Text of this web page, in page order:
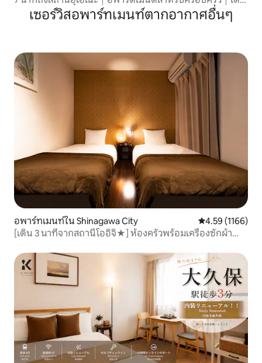
ทางสะดวก*401
เซอร์วิสอพาร์ทเมนท์ตากอากาศอื่นๆ
อพาร์ทเมนท์ใน Shinagawa City คะแนนเฉลี่ย
4.59 (1166)
[เดิน 3 นาทีจากสถานีโออิจิ★] ห้องครัวพร้อมเครื่องซักผ้า